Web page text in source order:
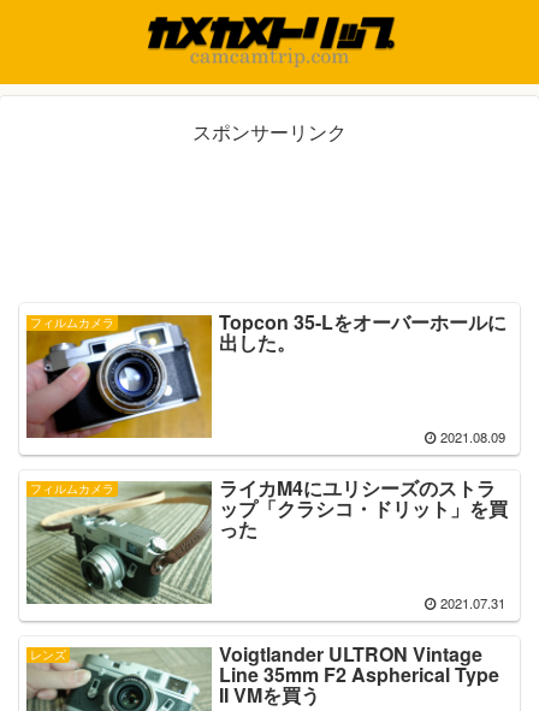
スポンサーリンク
フィルムカメラ Topcon 35-Lをオーバーホールに
出した。
2021.08.09
フィルムカメラ ライカM4にユリシーズのストラ
ップ「クラシコ・ドリット」を買
った
2021.07.31
レンズ Voigtlander ULTRON Vintage
Line 35mm F2 Aspherical Type
II VMを買う